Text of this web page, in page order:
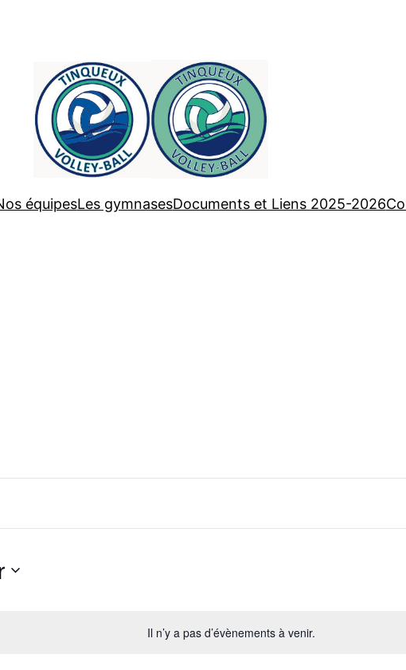
équipesLes gymnasesDocuments et Liens 2025-2026
Il n’y a pas d’évènements à venir.